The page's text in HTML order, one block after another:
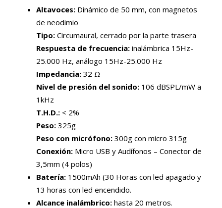
Altavoces:Dinámico de 50 mm, con magnetos
de neodimio
Tipo:Circumaural, cerrado por la parte trasera
Respuesta de frecuencia:inalámbrica 15Hz-
25.000 Hz, análogo 15Hz-25.000 Hz
Impedancia:32 Ω
Nivel de presión del sonido:106 dBSPL/mW a
1kHz
T.H.D.:< 2%
Peso:325g
Peso con micrófono:300g con micro 315g
Conexión:Micro USB y Audífonos – Conector de
3,5mm (4 polos)
Batería: 1500mAh (30 Horas con led apagado y
13 horas con led encendido.
Alcance inalámbrico:hasta 20 metros.